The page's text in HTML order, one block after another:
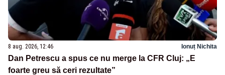
8 aug. 2026, 12:46 Ionuț Nichita
Dan Petrescu a spus ce nu merge la CFR Cluj: „E
foarte greu să ceri rezultate”